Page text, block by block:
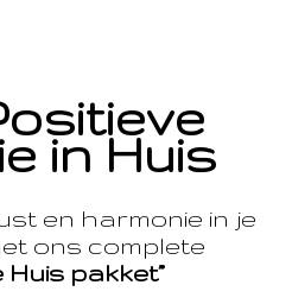
in Huis
en harmonie in je
ons complete
Huis pakket”